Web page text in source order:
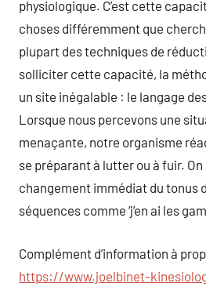
physiologique. C’est cette
choses différemment que
plupart des techniques de
solliciter cette capacité, la
un site inégalable : le langage
Lorsque nous percevons une
menaçante, notre organisme
se préparant à lutter ou à fuir.
changement immédiat du tonus
séquences comme ‘j’en ai les
Complément d’information à
https://www.joelbinet-